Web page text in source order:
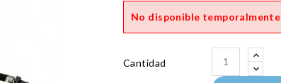
No disponible temporalmente
Cantidad